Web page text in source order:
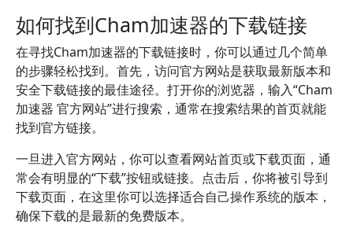
如何找到Cham加速器的下载链接
在寻找Cham加速器的下载链接时，你可以通过几个简单
的步骤轻松找到。首先，访问官方网站是获取最新版本和
安全下载链接的最佳途径。打开你的浏览器，输入“Cham
加速器 官方网站”进行搜索，通常在搜索结果的首页就能
找到官方链接。
一旦进入官方网站，你可以查看网站首页或下载页面，通
常会有明显的“下载”按钮或链接。点击后，你将被引导到
下载页面，在这里你可以选择适合自己操作系统的版本，
确保下载的是最新的免费版本。